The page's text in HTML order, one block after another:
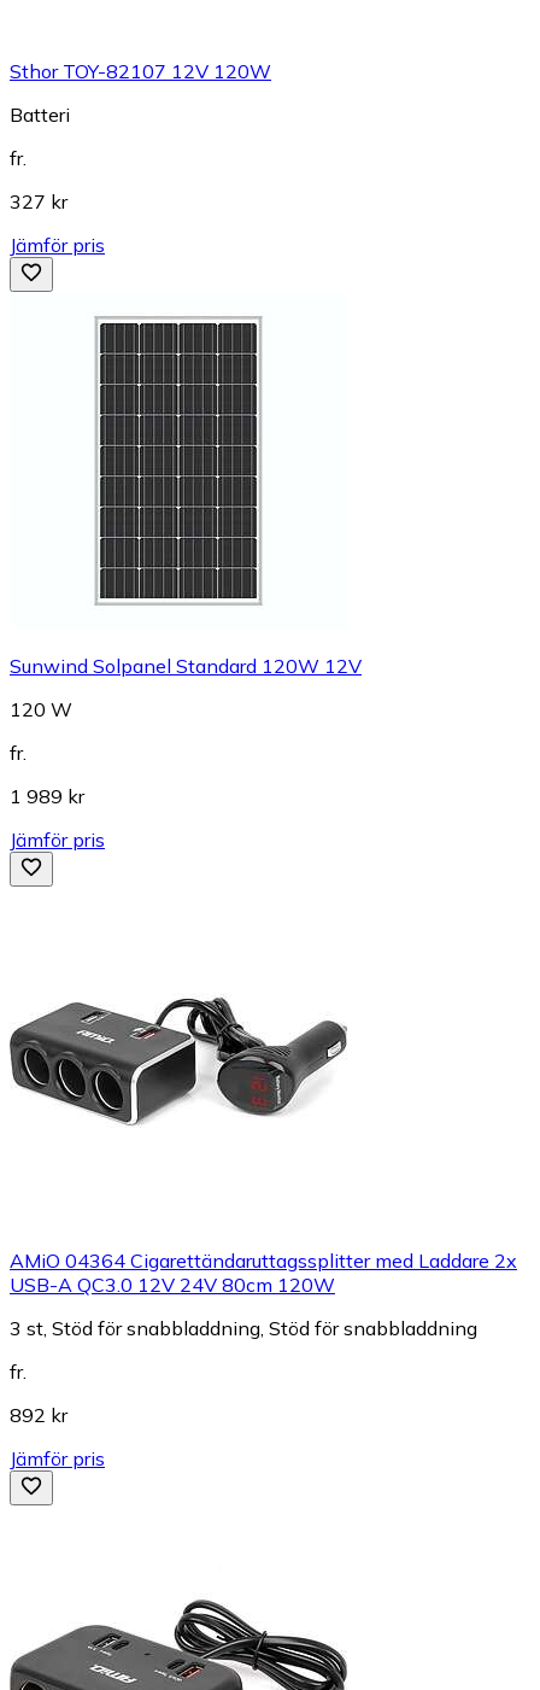
Sthor TOY-82107 12V 120W
Batteri
fr.
327 kr
Jämför pris
Sunwind Solpanel Standard 120W 12V
120 W
fr.
1 989 kr
Jämför pris
AMiO 04364 Cigarettändaruttagssplitter med Laddare 2x
USB-A QC3.0 12V 24V 80cm 120W
3 st, Stöd för snabbladdning, Stöd för snabbladdning
fr.
892 kr
Jämför pris